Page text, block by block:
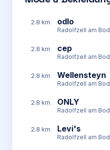
2.8 km odlo
Radolfzell am
2.8 km cep
Radolfzell am
2.8 km Wellensteyn
Radolfzell am
2.8 km ONLY
Radolfzell am
2.8 km Levi's
Radolfzell am